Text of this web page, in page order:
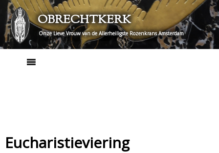
Skip
to
content
OBRECHTKERK
Onze Lieve Vrouw van de Allerheiligste Rozenkrans Amsterdam
Eucharistieviering